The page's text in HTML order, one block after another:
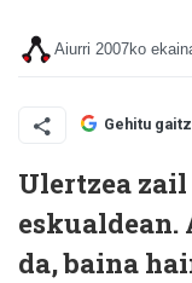
Aiurri 2007ko
Gehitu
Ulertzea
eskualdean.
da, baina